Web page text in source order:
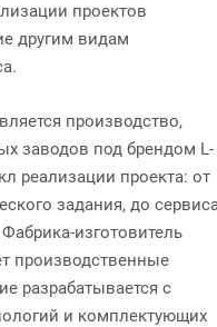
проектов
другим видам
производство,
заводов под брендом L-
реализации проекта: от
задания, до
изготовитель
производственные
разрабатывается с
и комплектующих